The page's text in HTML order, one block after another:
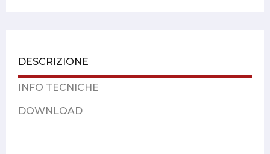
DESCRIZIONE
INFO TECNICHE
DOWNLOAD